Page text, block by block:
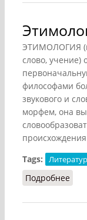
ЭТИМОЛОГИЯ
слово, учение)
философами
звукового и
морфем, она
Tags:
Подробнее